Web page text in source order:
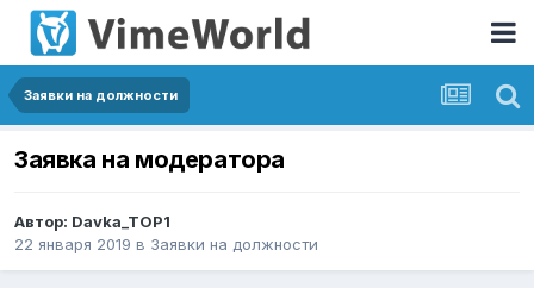
Заявки на должности
Заявка на модератора
Автор: Davka_TOP1
22 января 2019 в Заявки на должности